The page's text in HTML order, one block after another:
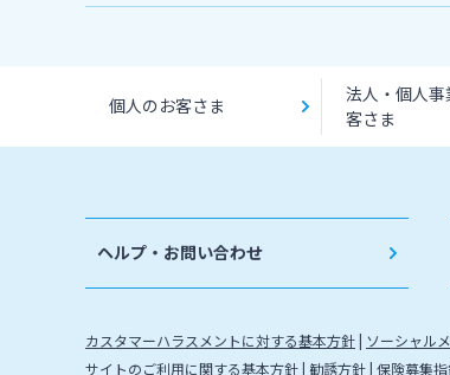
個人のお客さま
法人・個人
客さま
ヘルプ・お問い合わせ
カスタマーハラスメントに対する基本方針 ソーシャル
サイトのご利用に関する基本方針 勧誘方針 保険募集